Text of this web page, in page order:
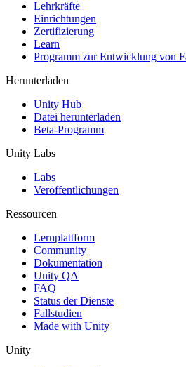
XR-Spiele
XR-Spiele plattformübergreifend starten
Multiplayer-Spiele
Vereinfachte Entwicklung von
Lehrkräfte
Einrichtungen
Zertifizierung
Learn
Programm zur Entwicklung von
Herunterladen
Unity Hub
Datei herunterladen
Beta-Programm
Unity Labs
Labs
Veröffentlichungen
Ressourcen
Lernplattform
Community
Dokumentation
Unity QA
FAQ
Status der Dienste
Fallstudien
Made with Unity
Unity